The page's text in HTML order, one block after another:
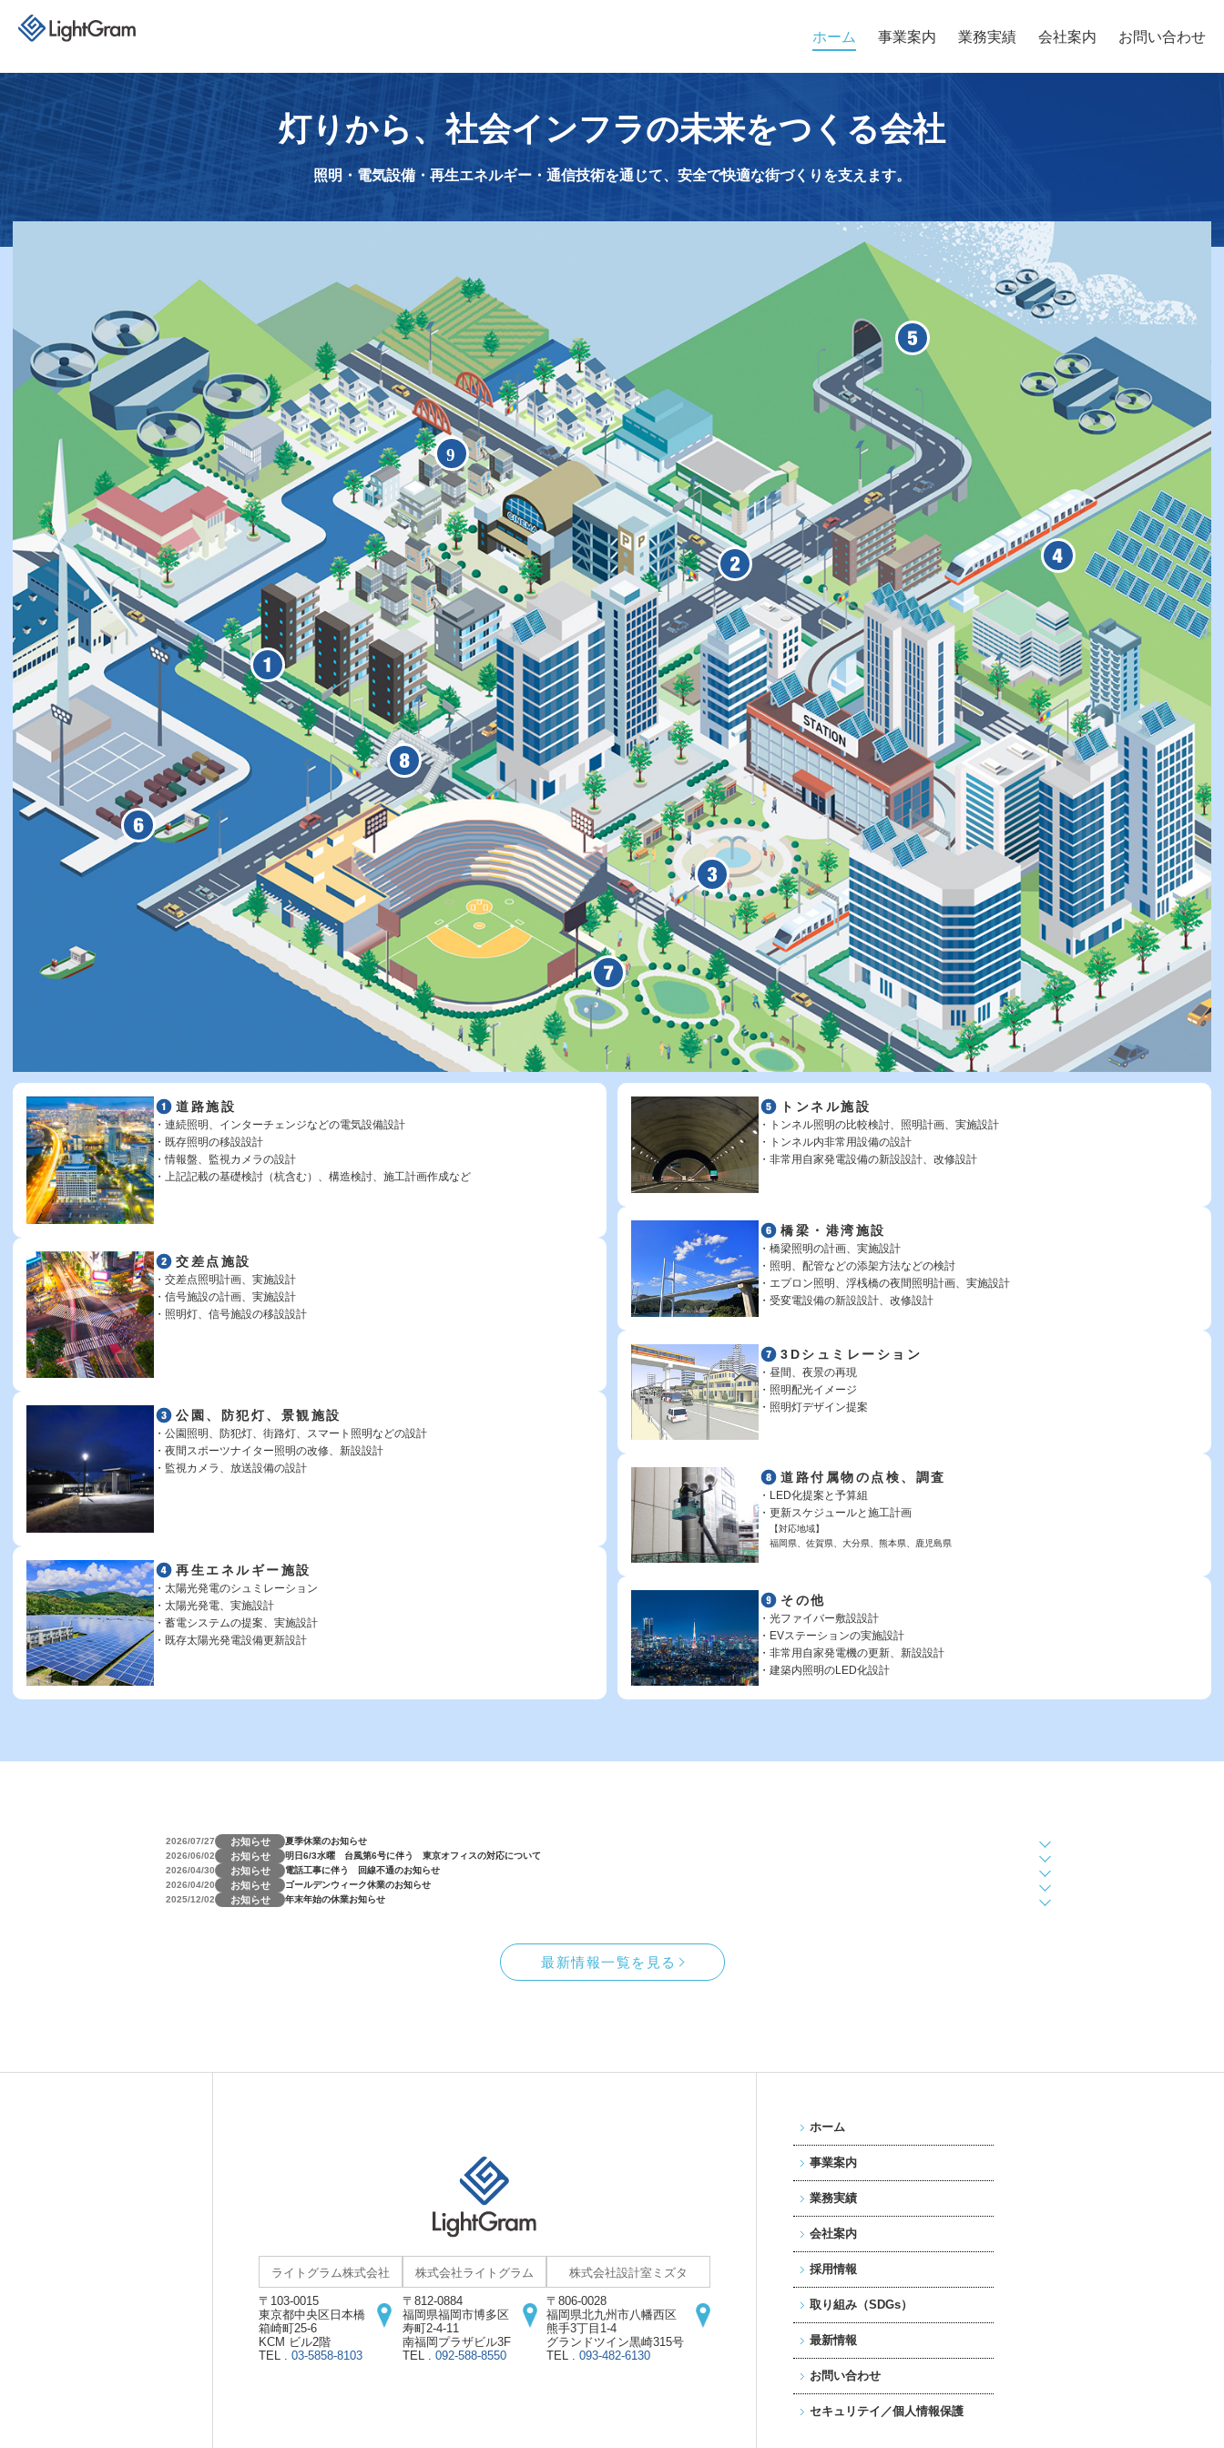
ホーム 事業案内 業務実績 会社案内 お問い合わせ
灯りから、社会インフラの未来をつくる会社
照明・電気設備・再生エネルギー・通信技術を通じて、 安全で快適な街づくりを支えます。
道路施設
連続照明、インターチェンジなどの電気設備設計
既存照明の移設設計
情報盤、監視カメラの設計
上記記載の基礎検討（杭含む）、構造検討、施工計画作成など
交差点施設
交差点照明計画、実施設計
信号施設の計画、実施設計
照明灯、信号施設の移設設計
公園、防犯灯、景観施設
公園照明、防犯灯、街路灯、スマート照明などの設計
夜間スポーツナイター照明の改修、新設設計
監視カメラ、放送設備の設計
再生エネルギー施設
太陽光発電のシュミレーション
太陽光発電、実施設計
蓄電システムの提案、実施設計
既存太陽光発電設備更新設計
トンネル施設
トンネル照明の比較検討、照明計画、実施設計
トンネル内非常用設備の設計
非常用自家発電設備の新設設計、改修設計
橋梁・港湾施設
橋梁照明の計画、実施設計
照明、配管などの添架方法などの検討
エプロン照明、浮桟橋の夜間照明計画、実施設計
受変電設備の新設設計、改修設計
3Dシュミレーション
昼間、夜景の再現
照明配光イメージ
照明灯デザイン提案
道路付属物の点検、調査
LED化提案と予算組
更新スケジュールと施工計画
【対応地域】
福岡県、佐賀県、大分県、熊本県、鹿児島県
その他
光ファイバー敷設設計
EVステーションの実施設計
非常用自家発電機の更新、新設設計
建築内照明のLED化設計
2026/07/27 お知らせ
夏季休業のお知らせ
2026/06/02
お知らせ
明日6/3水曜 台風第6号に伴う 東京オフィスの対応について
2026/04/30
お知らせ
電話工事に伴う 回線不通のお知らせ
2026/04/20
お知らせ
ゴールデンウィーク休業のお知らせ
2025/12/02
お知らせ 年末年始の休業お知らせ
最新情報一覧を見る
ライトグラム株式会社
〒103-0015
東京都中央区日本橋
箱崎町25-6
KCM ビル2階
TEL . 03-5858-8103
株式会社ライトグラム
〒812-0884
福岡県福岡市博多区
寿町2-4-11
南福岡プラザビル3F
TEL . 092-588-8550
株式会社設計室ミズタ
〒806-0028
福岡県北九州市八幡西区
熊手3丁目1-4
グランドツイン黒崎315号
TEL . 093-482-6130
ホーム
事業案内
業務実績
会社案内
採用情報
取り組み（SDGs）
最新情報
お問い合わせ
セキュリテイ／個人情報保護